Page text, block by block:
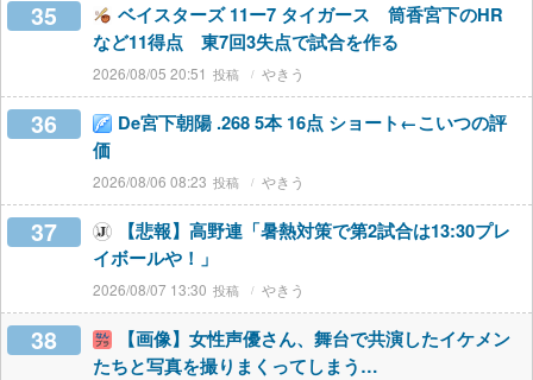
35
ベイスターズ 11ー7 タイガース 筒香宮下のHR
など11得点 東7回3失点で試合を作る
2026/08/05 20:51 やきう
36
De宮下朝陽 .268 5本 16点 ショート←こいつの評
価
2026/08/06 08:23 やきう
37
【悲報】高野連「暑熱対策で第2試合は13:30プレ
イボールや！」
2026/08/07 13:30 やきう
38
【画像】女性声優さん、舞台で共演したイケメン
たちと写真を撮りまくってしまう…